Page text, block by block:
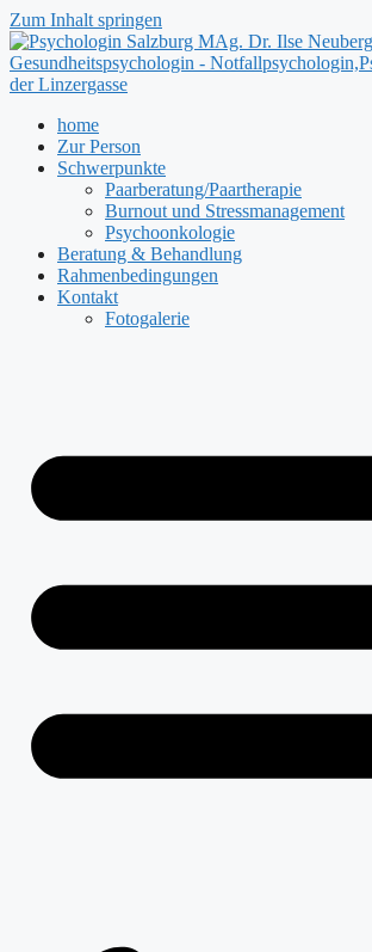
Zum Inhalt springen
home
Zur Person
Schwerpunkte
Paarberatung/Paartherapie
Burnout und Stressmanagement
Psychoonkologie
Beratung & Behandlung
Rahmenbedingungen
Kontakt
Fotogalerie